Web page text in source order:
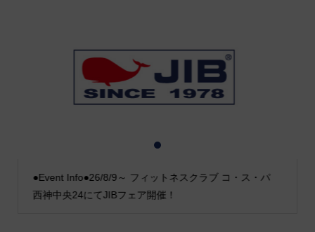
●Event Info●26/8/9～ フィットネスクラブ コ・ス・パ
西神中央24にてJIBフェア開催！
2